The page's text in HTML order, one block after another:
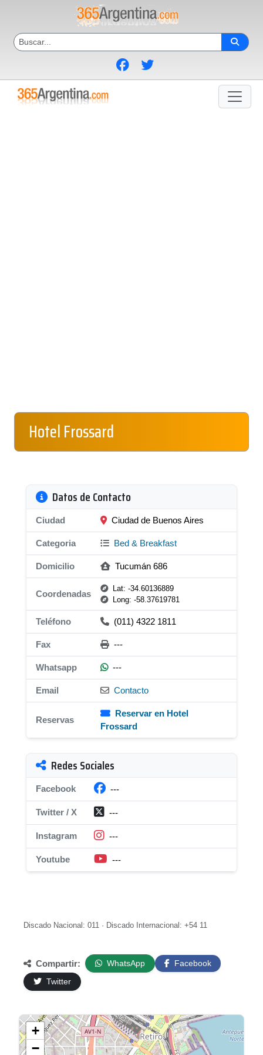
Hotel Frossard
Datos de Contacto
Ciudad Ciudad de Buenos Aires
Categoria Bed & Breakfast
Domicilio Tucumán 686
Coordenadas
Lat: -34.60136889
Long: -58.37619781
Teléfono (011) 4322 1811
Fax ---
Whatsapp ---
Email Contacto
Reservas
Reservar en Hotel
Frossard
Redes Sociales
Facebook ---
Twitter / X ---
Instagram ---
Youtube ---
Discado Nacional: 011 · Discado Internacional: +54 11
Compartir: WhatsApp
Facebook
Twitter
+
−